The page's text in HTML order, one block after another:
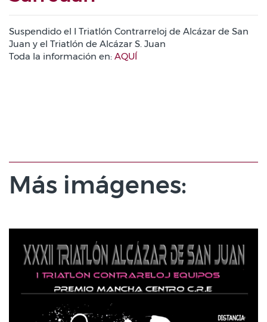
Suspendido el I Triatlón Contrarreloj de Alcázar de San
Juan y el Triatlón de Alcázar S. Juan
Toda la información en: AQUÍ
Más imágenes: